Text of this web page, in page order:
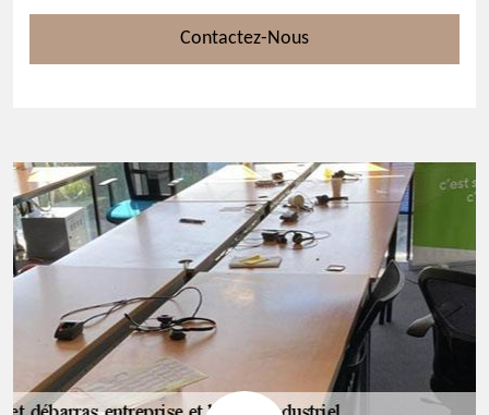
Contactez-Nous